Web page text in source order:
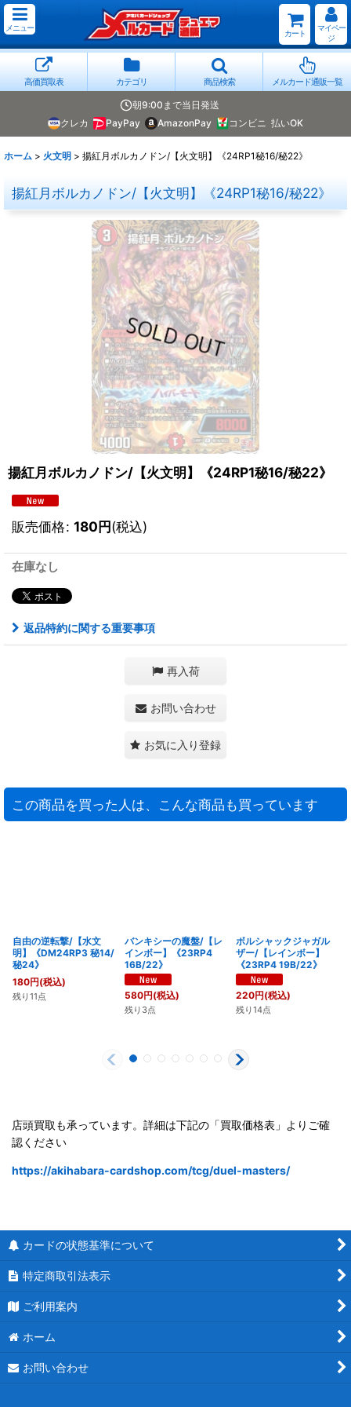
メニュー
カート
マイペー
ジ
高価買取表 カテゴリ 商品検索 メルカード通販一覧
朝9:00まで当日発送
クレカ
PayPay AmazonPay コンビニ 払いOK
ホーム > 火文明 > 揚紅月ボルカノドン/【火文明】《24RP1秘16/秘22》
揚紅月ボルカノドン/【火文明】《24RP1秘16/秘22》
揚紅月ボルカノドン/【火文明】《24RP1秘16/秘22》
販売価格: 180円(税込)
在庫なし
返品特約に関する重要事項
再入荷
お問い合わせ
お気に入り登録
この商品を買った人は、こんな商品も買っています
自由の逆転撃/【水文
明】《DM24RP3 秘14/
秘24》
180円(税込)
残り11点
バンキシーの魔盤/【レ
インボー】《23RP4
16B/22》
580円(税込)
残り3点
ボルシャックジャガル
ザー/【レインボー】
《23RP4 19B/22》
220円(税込)
残り14点
店頭買取も承っています。詳細は下記の「買取価格表」よりご確
認ください
https://akihabara-cardshop.com/tcg/duel-masters/
カードの状態基準について
特定商取引法表示
ご利用案内
ホーム
お問い合わせ